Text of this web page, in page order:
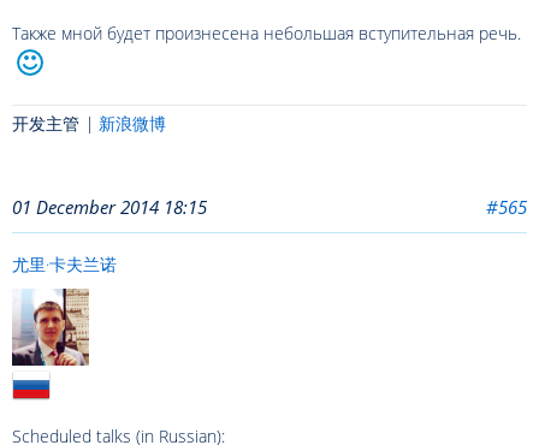
Также мной будет произнесена небольшая вступительная речь.
开发主管 | 新浪微博
01 December 2014 18:15 #565
尤里·卡夫兰诺
Scheduled talks (in Russian):